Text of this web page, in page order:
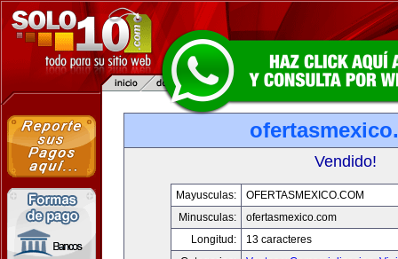
Vendido!
Mayusculas:
OFERTASMEXICO.COM
Minusculas:
ofertasmexico.com
Longitud:
13 caracteres